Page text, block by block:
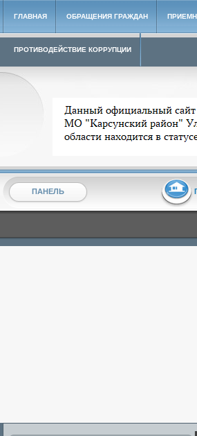
ГЛАВНАЯ ОБРАЩЕНИЯ ГРАЖДАН
ПРОТИВОДЕЙСТВИЕ КОРРУПЦИИ
Архивный сайт администрации
ПАНЕЛЬ